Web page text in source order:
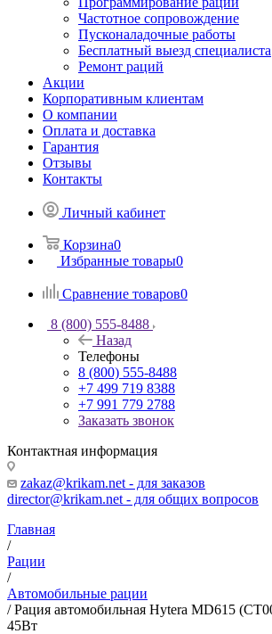
Частотное сопровождение
Пусконаладочные работы
Бесплатный выезд специалиста
Ремонт раций
Акции
Корпоративным клиентам
О компании
Оплата и доставка
Гарантия
Отзывы
Контакты
Личный кабинет
Корзина0
Избранные товары0
Сравнение товаров0
8 (800) 555-8488
Назад
Телефоны
8 (800) 555-8488
+7 499 719 8388
+7 991 779 2788
Заказать звонок
Контактная информация
zakaz@krikam.net - для заказов
director@krikam.net - для общих вопросов
Главная
/
Рации
/
Автомобильные рации
/Рация автомобильная Hytera MD615
45Вт